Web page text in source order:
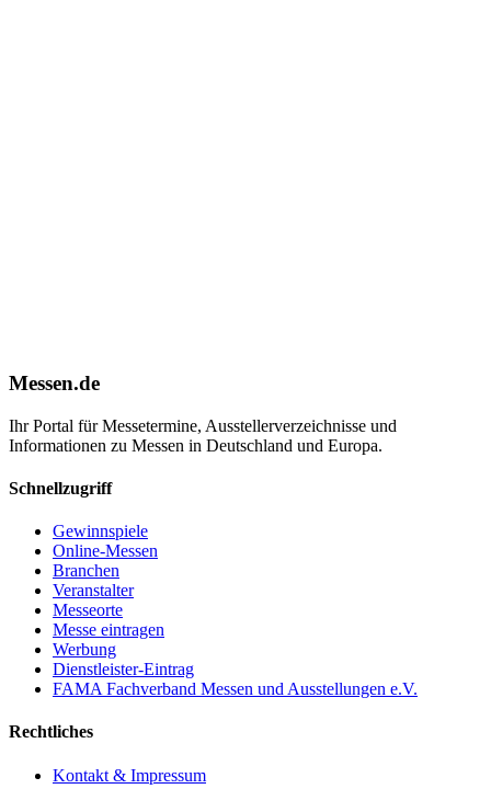
Messen.de
Ihr Portal für Messetermine, Ausstellerverzeichnisse und
Informationen zu Messen in Deutschland und Europa.
Schnellzugriff
Gewinnspiele
Online-Messen
Branchen
Veranstalter
Messeorte
Messe eintragen
Werbung
Dienstleister-Eintrag
FAMA Fachverband Messen und Ausstellungen e.V.
Rechtliches
Kontakt & Impressum